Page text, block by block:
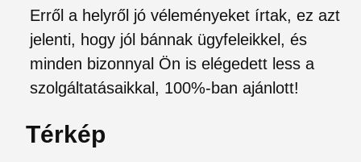
Erről a helyről jó véleményeket írtak, ez azt
jelenti, hogy jól bánnak ügyfeleikkel, és
minden bizonnyal Ön is elégedett less a
szolgáltatásaikkal, 100%-ban ajánlott!
Térkép